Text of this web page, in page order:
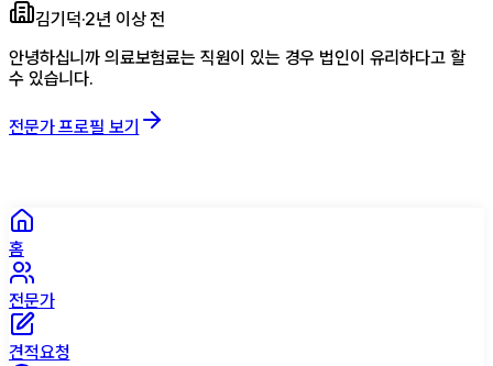
김기덕·2년 이상 전
안녕하십니까 의료보험료는 직원이 있는 경우 법인이 유리하다고 할
수 있습니다.
전문가 프로필 보기
홈
전문가
견적요청